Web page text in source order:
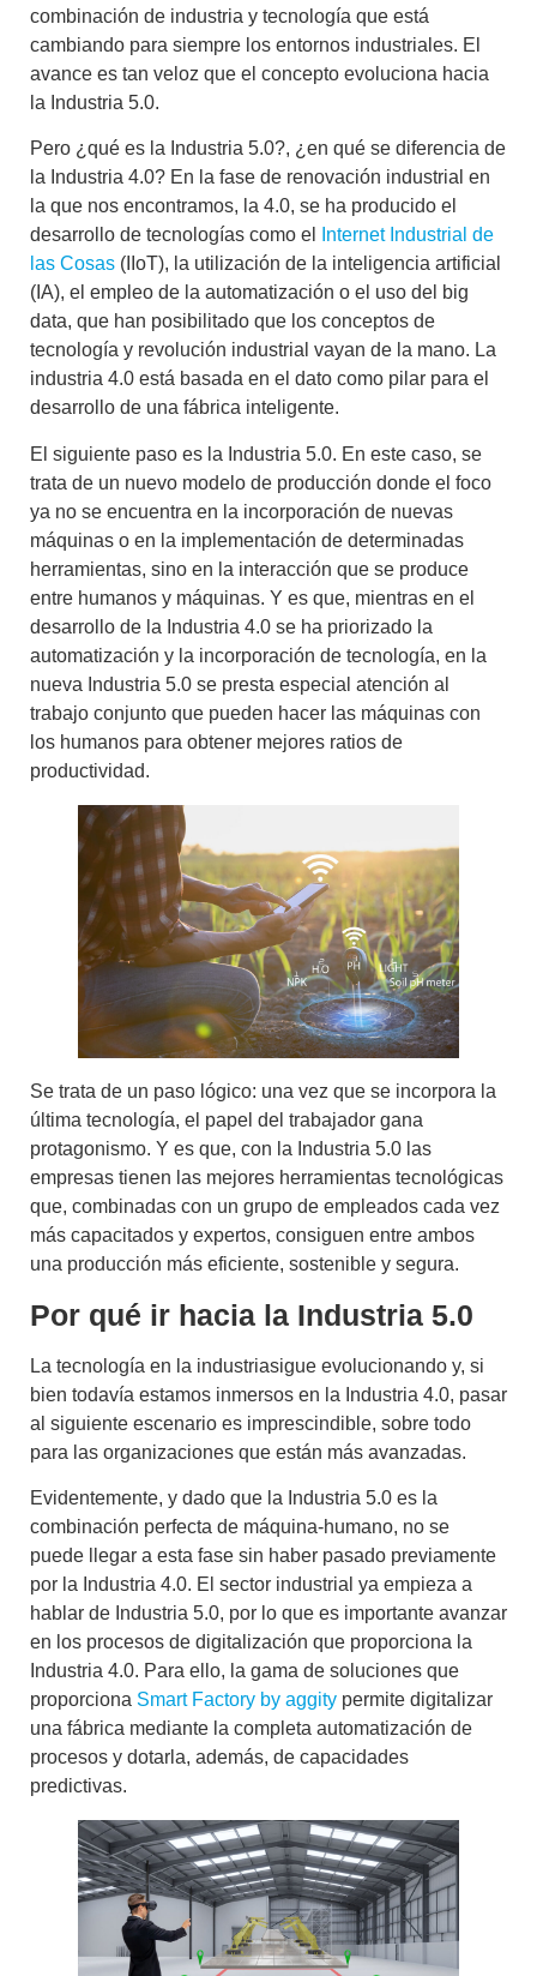
combinación de industria y tecnología que está
cambiando para siempre los entornos industriales. El
avance es tan veloz que el concepto evoluciona hacia
la Industria 5.0.
Pero ¿qué es la Industria 5.0?, ¿en qué se diferencia de
la Industria 4.0? En la fase de renovación industrial en
la que nos encontramos, la 4.0, se ha producido el
desarrollo de tecnologías como el
Internet Industrial de
las Cosas (IIoT), la utilización de la inteligencia artificial
(IA), el empleo de la automatización o el uso del big
data, que han posibilitado que los conceptos de
tecnología y revolución industrial vayan de la mano. La
industria 4.0 está basada en el dato como pilar para el
desarrollo de una fábrica inteligente.
El siguiente paso es la Industria 5.0. En este caso, se
trata de un nuevo modelo de producción donde el foco
ya no se encuentra en la incorporación de nuevas
máquinas o en la implementación de determinadas
herramientas, sino en la interacción que se produce
entre humanos y máquinas. Y es que, mientras en el
desarrollo de la Industria 4.0 se ha priorizado la
automatización y la incorporación de tecnología, en la
nueva Industria 5.0 se presta especial atención al
trabajo conjunto que pueden hacer las máquinas con
los humanos para obtener mejores ratios de
productividad.
Se trata de un paso lógico: una vez que se incorpora la
última tecnología, el papel del trabajador gana
protagonismo. Y es que, con la Industria 5.0 las
empresas tienen las mejores herramientas tecnológicas
que, combinadas con un grupo de empleados cada vez
más capacitados y expertos, consiguen entre ambos
una producción más eficiente, sostenible y segura.
Por qué ir hacia la Industria 5.0
La tecnología en la industriasigue evolucionando y, si
bien todavía estamos inmersos en la Industria 4.0, pasar
al siguiente escenario es imprescindible, sobre todo
para las organizaciones que están más avanzadas.
Evidentemente, y dado que la Industria 5.0 es la
combinación perfecta de máquina-humano, no se
puede llegar a esta fase sin haber pasado previamente
por la Industria 4.0. El sector industrial ya empieza a
hablar de Industria 5.0, por lo que es importante avanzar
en los procesos de digitalización que proporciona la
Industria 4.0. Para ello, la gama de soluciones que
proporciona Smart Factory by aggity permite digitalizar
una fábrica mediante la completa automatización de
procesos y dotarla, además, de capacidades
predictivas.